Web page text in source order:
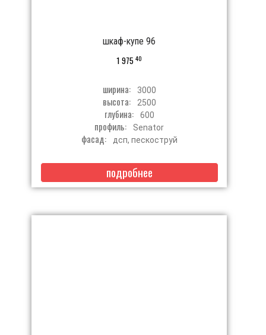
шкаф-купе 96
1 97540
ширина: 3000
высота: 2500
глубина: 600
профиль: Senator
фасад: дсп, пескоструй
подробнее